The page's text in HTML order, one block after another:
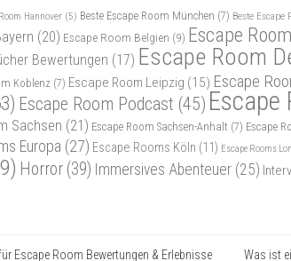
Hannover (5) Beste Escape Room München (7) Beste Escape
(20) Escape Room Belgien (9) Escape
Bewertungen (17) Escape Room
Koblenz (7) Escape Room Leipzig (15) Escape
Escape Room Podcast (45) Escape
Sachsen (21) Escape Room Sachsen-Anhalt (7) Escape
Europa (27) Escape Rooms Köln (11) Escape Rooms
Horror (39) Immersives Abenteuer (25)
Escape Room Bewertungen & Erlebnisse Was ist